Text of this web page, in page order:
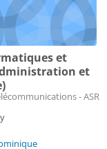
et
et
- ASR